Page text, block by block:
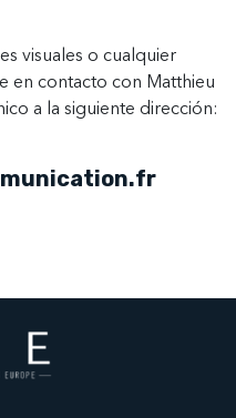
visuales o cualquier
en contacto con Matthieu
a la siguiente dirección: